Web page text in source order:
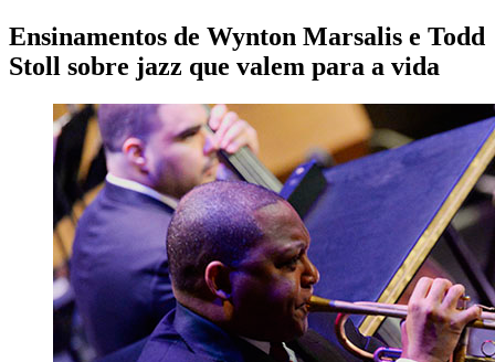
Ensinamentos de Wynton Marsalis e Todd
Stoll sobre jazz que valem para a vida